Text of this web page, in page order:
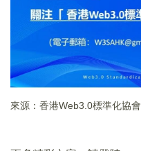
來源：香港Web3.0標準化協會